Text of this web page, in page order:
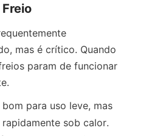
mas é crítico. Quando
param de funcionar
bom para uso leve, mas
sob calor.